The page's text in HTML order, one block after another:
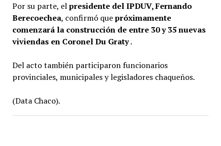
Por su parte, elpresidente del IPDUV, Fernando
Berecoechea, confirmó quepróximamente
comenzará la construcción de entre 30 y 35 nuevas
viviendas en Coronel Du Graty.
Del acto también participaron funcionarios
provinciales, municipales y legisladores chaqueños.
(Data Chaco).